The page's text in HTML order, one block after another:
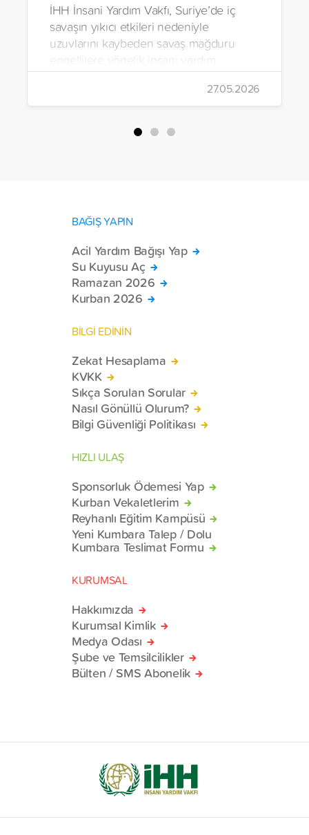
İHH İnsani Yardım Vakfı, Suriye’de iç
savaşın yıkıcı etkileri nedeniyle
uzuvlarını kaybeden savaş mağduru
engellilere yönelik insani yardım
çalışmalarını aralıksız sürdürüyor. Vakıf,
yürütülen son projeyle Suriye’nin Şam,
Halep, Hama, Humus ve İdlib
bölgelerinde zor şartlarda yaşayan
27.05.2026
BAĞIŞ YAPIN
Acil Yardım Bağışı Yap
Su Kuyusu Aç
Ramazan 2026
Kurban 2026
BİLGİ EDİNİN
Zekat Hesaplama
KVKK
Sıkça Sorulan Sorular
Nasıl Gönüllü Olurum?
Bilgi Güvenliği Politikası
HIZLI ULAŞ
Sponsorluk Ödemesi Yap
Kurban Vekaletlerim
Reyhanlı Eğitim Kampüsü
Yeni Kumbara Talep / Dolu
Kumbara Teslimat Formu
KURUMSAL
Hakkımızda
Kurumsal Kimlik
Medya Odası
Şube ve Temsilcilikler
Bülten / SMS Abonelik